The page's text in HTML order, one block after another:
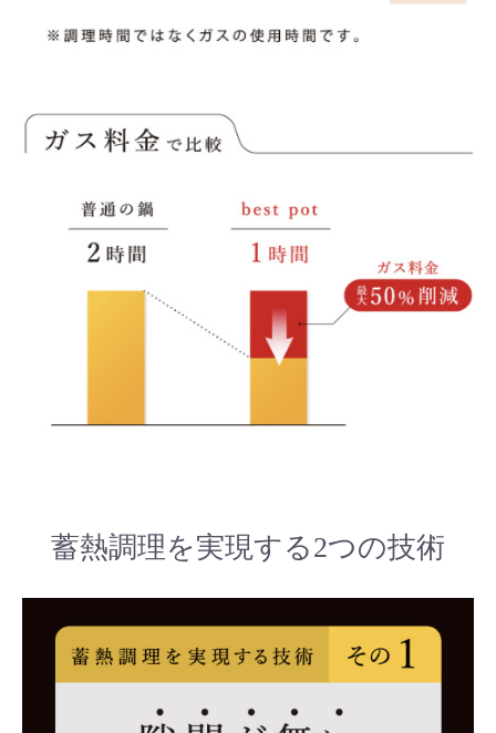
蓄熱調理を実現する2つの技術